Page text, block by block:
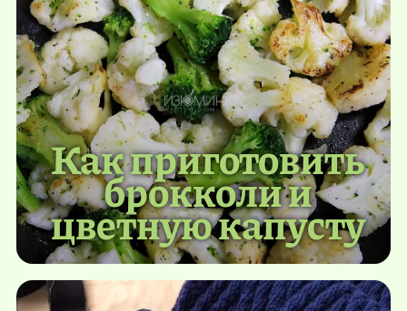
Как приготовить
брокколи и
цветную капусту